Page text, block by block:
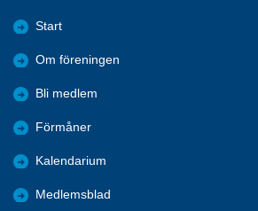
Start
Om föreningen
Bli medlem
Förmåner
Kalendarium
Medlemsblad